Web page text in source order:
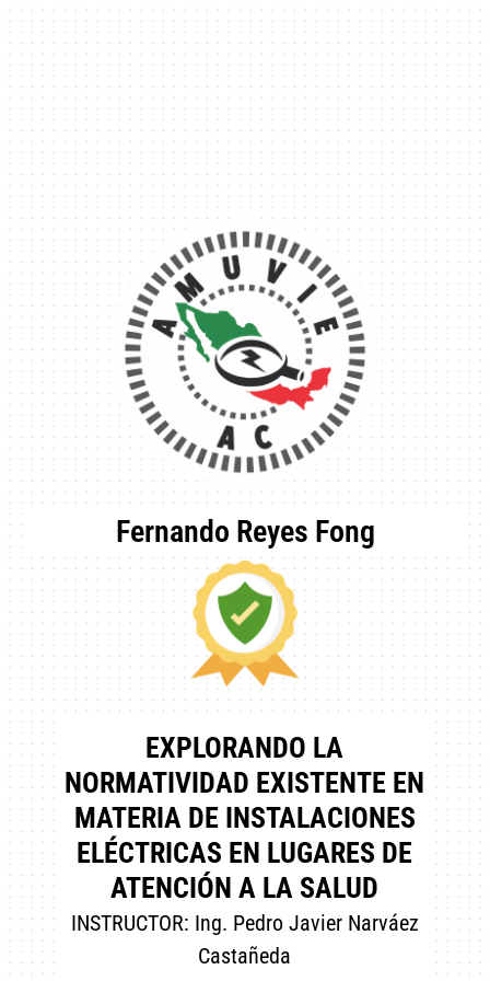
Fernando Reyes Fong
EXPLORANDO LA
NORMATIVIDAD EXISTENTE EN
MATERIA DE INSTALACIONES
ELÉCTRICAS EN LUGARES DE
ATENCIÓN A LA SALUD
INSTRUCTOR: Ing. Pedro Javier Narváez
Castañeda